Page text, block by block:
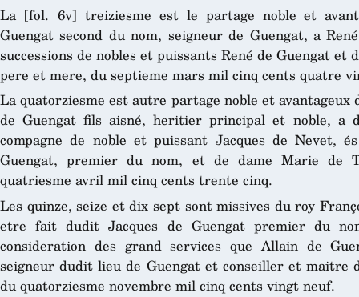
La [fol. 6v] treiziesme est le partage noble et
Guengat second du nom, seigneur de Guengat, a
successions de nobles et puissants René de Guengat et
pere et mere, du septieme mars mil cinq cents quatre
La quatorziesme est autre partage noble et avantageux
de Guengat fils aisné, heritier principal et noble, a
compagne de noble et puissant Jacques de Nevet,
Guengat, premier du nom, et de dame Marie de
quatriesme avril mil cinq cents trente cinq.
Les quinze, seize et dix sept sont missives du roy
etre fait dudit Jacques de Guengat premier du
consideration des grand services que Allain de
seigneur dudit lieu de Guengat et conseiller et maitre
du quatorziesme novembre mil cinq cents vingt neuf.